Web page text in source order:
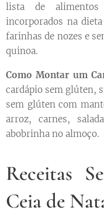
lista de
incorporados na
farinhas de nozes e
quinoa.
Como Montar um
cardápio sem glúten,
sem glúten com
arroz, carnes,
abobrinha no almoço.
Receitas
Ceia de